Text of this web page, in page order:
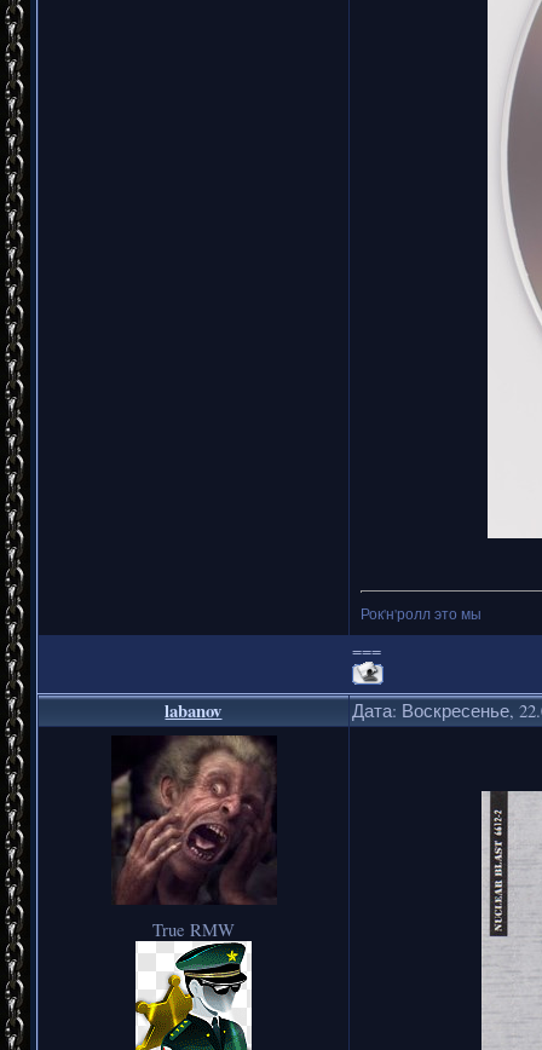
Рок'н'ролл это мы
===
labanov Дата: Воскресенье,
True RMW